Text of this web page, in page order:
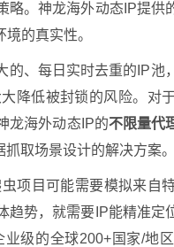
。神龙海外动态IP提供
的真实性。
的、每日实时去重的IP池
降低被封锁的风险。对
龙海外动态IP的不限量代
取场景设计的解决方案。
项目可能需要模拟来自
势，就需要IP能精准定
级的全球200+国家/地